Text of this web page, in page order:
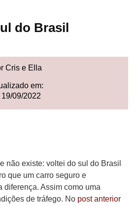
do Brasil
Cris e Ella
em:
19/09/2022
não existe: voltei do sul do Brasil
que um carro seguro e
diferença. Assim como uma
de tráfego. No post anterior